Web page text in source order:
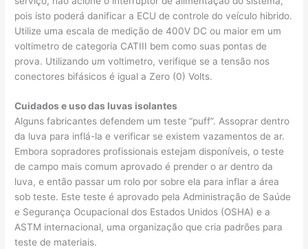
pois isto poderá danificar a ECU de controle do veículo hibrido.
Utilize uma escala de medição de 400V DC ou maior em um
voltimetro de categoria CATIII bem como suas pontas de
prova. Utilizando um voltimetro, verifique se a tensão nos
conectores bifásicos é igual a Zero (0) Volts.
Cuidados e uso das luvas isolantes
Alguns fabricantes defendem um teste “puff”. Assoprar dentro
da luva para inflá-la e verificar se existem vazamentos de ar.
Embora sopradores profissionais estejam disponíveis, o teste
de campo mais comum aprovado é prender o ar dentro da
luva, e então passar um rolo por sobre ela para inflar a área
sob teste. Este teste é aprovado pela Administração de Saúde
e Segurança Ocupacional dos Estados Unidos (OSHA) e a
ASTM internacional, uma organização que cria padrões para
teste de materiais.